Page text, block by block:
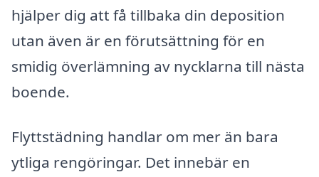
hjälper dig att få tillbaka din deposition
utan även är en förutsättning för en
smidig överlämning av nycklarna till nästa
boende.
Flyttstädning handlar om mer än bara
ytliga rengöringar. Det innebär en